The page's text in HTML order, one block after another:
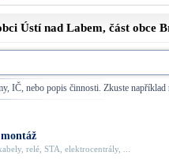
Ústí nad Labem, část obce
IČ, nebo popis činnosti. Zkuste například
relé, STA, elektrocentrály, ...